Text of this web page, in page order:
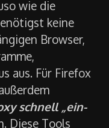
wie die
keine
Browser,
aus. Für Firefox
schnell „ein-
Diese Tools